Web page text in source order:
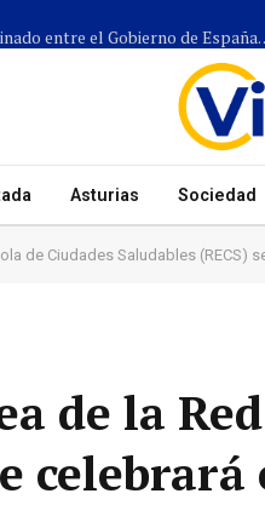
Más de 1.300 efectivos participarán en el dispositivo
Asturias Sociedad
de Ciudades Saludables (RECS)
de la